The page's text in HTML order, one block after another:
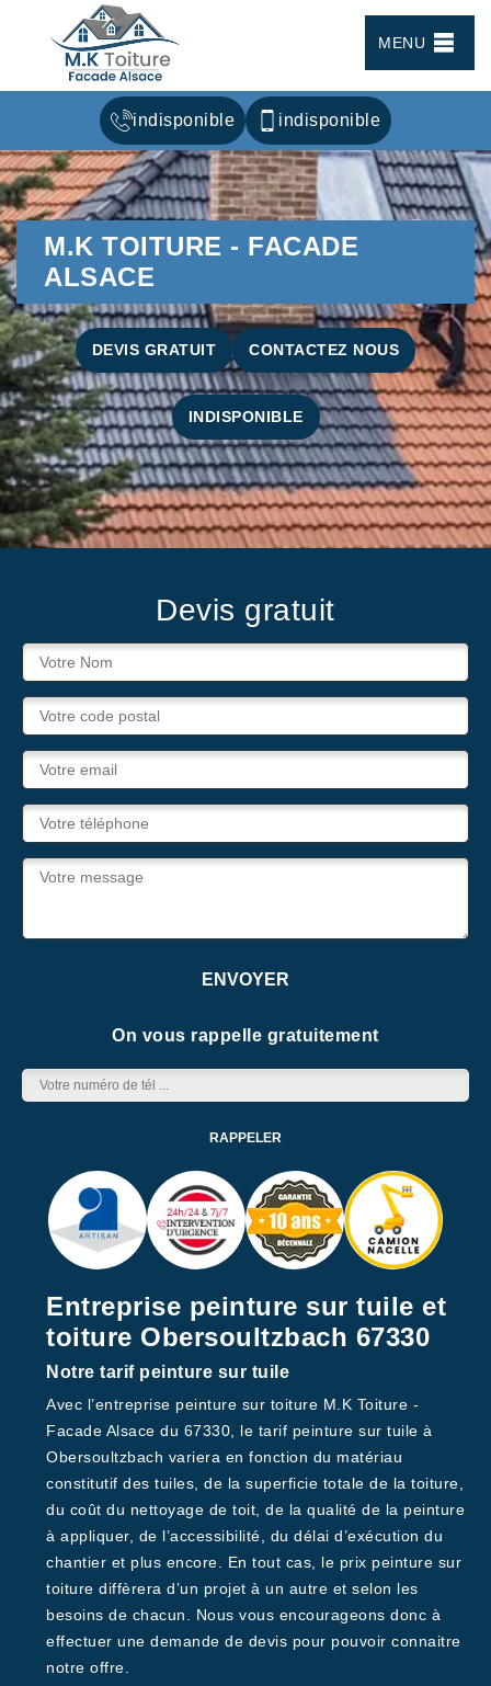
MENU
indisponible indisponible
M.K TOITURE - FACADE
ALSACE
DEVIS GRATUIT CONTACTEZ NOUS
INDISPONIBLE
Devis gratuit
On vous rappelle gratuitement
Entreprise peinture sur tuile et
toiture Obersoultzbach 67330
Notre tarif peinture sur tuile
Avec l’entreprise peinture sur toiture M.K Toiture -
Facade Alsace du 67330, le tarif peinture sur tuile à
Obersoultzbach variera en fonction du matériau
constitutif des tuiles, de la superficie totale de la toiture,
du coût du nettoyage de toit, de la qualité de la peinture
à appliquer, de l’accessibilité, du délai d’exécution du
chantier et plus encore. En tout cas, le prix peinture sur
toiture diffèrera d’un projet à un autre et selon les
besoins de chacun. Nous vous encourageons donc à
effectuer une demande de devis pour pouvoir connaitre
notre offre.